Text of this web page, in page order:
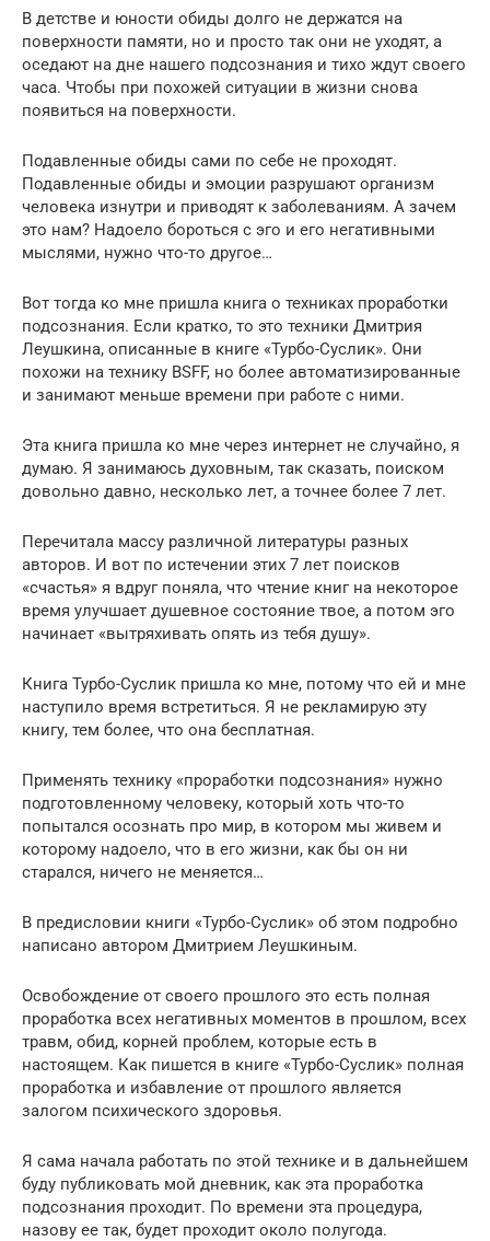
В детстве и юности обиды долго не держатся на
поверхности памяти, но и просто так они не уходят, а
оседают на дне нашего подсознания и тихо ждут своего
часа. Чтобы при похожей ситуации в жизни снова
появиться на поверхности.
Подавленные обиды сами по себе не проходят.
Подавленные обиды и эмоции разрушают организм
человека изнутри и приводят к заболеваниям. А зачем
это нам? Надоело бороться с эго и его негативными
мыслями, нужно что-то другое…
Вот тогда ко мне пришла книга о техниках проработки
подсознания. Если кратко, то это техники Дмитрия
Леушкина, описанные в книге «Турбо-Суслик». Они
похожи на технику BSFF, но более автоматизированные
и занимают меньше времени при работе с ними.
Эта книга пришла ко мне через интернет не случайно, я
думаю. Я занимаюсь духовным, так сказать, поиском
довольно давно, несколько лет, а точнее более 7 лет.
Перечитала массу различной литературы разных
авторов. И вот по истечении этих 7 лет поисков
«счастья» я вдруг поняла, что чтение книг на некоторое
время улучшает душевное состояние твое, а потом эго
начинает «вытряхивать опять из тебя душу».
Книга Турбо-Суслик пришла ко мне, потому что ей и мне
наступило время встретиться. Я не рекламирую эту
книгу, тем более, что она бесплатная.
Применять технику «проработки подсознания» нужно
подготовленному человеку, который хоть что-то
попытался осознать про мир, в котором мы живем и
которому надоело, что в его жизни, как бы он ни
старался, ничего не меняется…
В предисловии книги «Турбо-Суслик» об этом подробно
написано автором Дмитрием Леушкиным.
Освобождение от своего прошлого это есть полная
проработка всех негативных моментов в прошлом, всех
травм, обид, корней проблем, которые есть в
настоящем. Как пишется в книге «Турбо-Суслик» полная
проработка и избавление от прошлого является
залогом психического здоровья.
Я сама начала работать по этой технике и в дальнейшем
буду публиковать мой дневник, как эта проработка
подсознания проходит. По времени эта процедура,
назову ее так, будет проходит около полугода.